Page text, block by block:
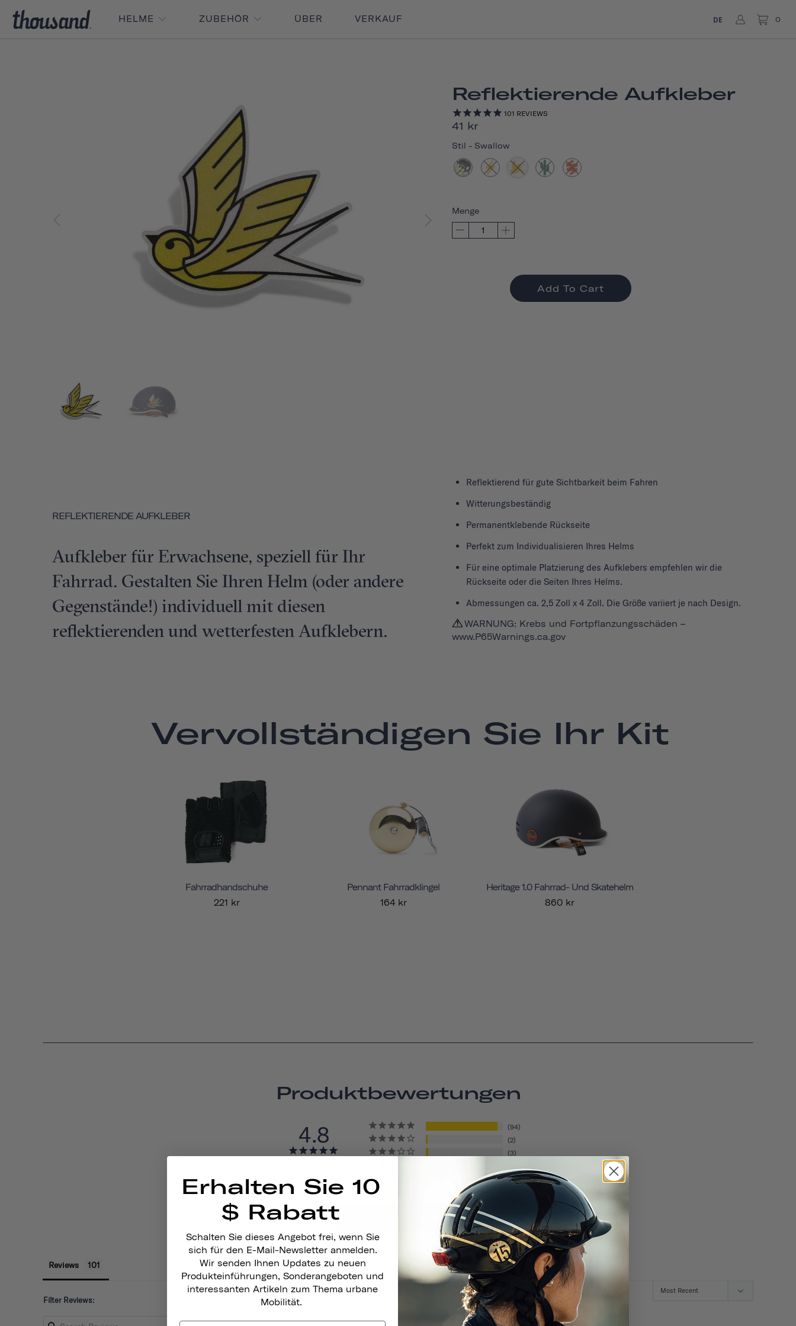
HELME ZUBEHÖR ÜBER VERKAUF DE 0
Reflektierende Aufkleber
101 REVIEWS
41 kr
Stil - Swallow
Menge
Add To Cart
REFLEKTIERENDE AUFKLEBER
Aufkleber für Erwachsene, speziell für Ihr
Fahrrad. Gestalten Sie Ihren Helm (oder andere
Gegenstände!) individuell mit diesen
reflektierenden und wetterfesten Aufklebern.
Reflektierend für gute Sichtbarkeit beim Fahren
Witterungsbeständig
Permanentklebende Rückseite
Perfekt zum Individualisieren Ihres Helms
Für eine optimale Platzierung des Aufklebers empfehlen wir die
Rückseite oder die Seiten Ihres Helms.
Abmessungen ca. 2,5 Zoll x 4 Zoll. Die Größe variiert je nach Design.
WARNUNG: Krebs und Fortpflanzungsschäden –
www.P65Warnings.ca.gov
Vervollständigen Sie Ihr Kit
Fahrradhandschuhe
221 kr
Pennant Fahrradklingel
164 kr
Heritage 1.0 Fahrrad- Und Skatehelm
860 kr
Produktbewertungen
4.8
94
2
3
2
Reviews
Filter Reviews:
Erhalten Sie 10
$ Rabatt
Schalten Sie dieses Angebot frei, wenn Sie
sich für den E-Mail-Newsletter anmelden.
Wir senden Ihnen Updates zu neuen
Produkteinführungen, Sonderangeboten und
interessanten Artikeln zum Thema urbane
Mobilität.